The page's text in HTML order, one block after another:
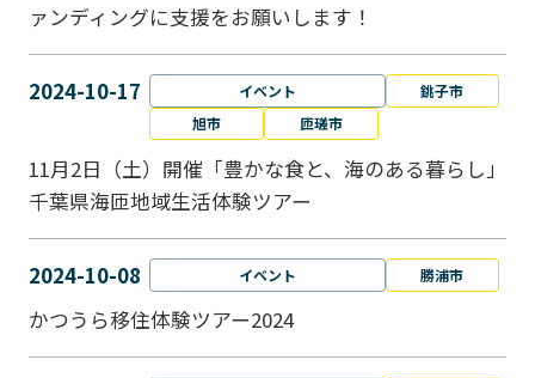
ァンディングに支援をお願いします！
2024-10-17 イベント
銚子市
旭市
匝瑳市
11月2日（土）開催「豊かな食と、海のある暮らし」
千葉県海匝地域生活体験ツアー
2024-10-08 イベント 勝浦市
かつうら移住体験ツアー2024